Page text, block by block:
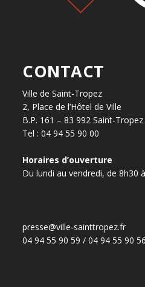
CONTACT
Ville de Saint-Tropez
2, Place de l’Hôtel de Ville
B.P. 161 – 83 992 Saint-
Tel : 04 94 55 90 00
Horaires d’ouverture
Du lundi au vendredi, de 8h30
presse@ville-sainttropez.fr
04 94 55 90 59 / 04 94 55 90 56